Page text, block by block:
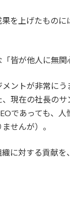
を上げたもの
皆が他人に無
ントが非常に
現在の社長の
であっても、
せんが）。
に対する貢献